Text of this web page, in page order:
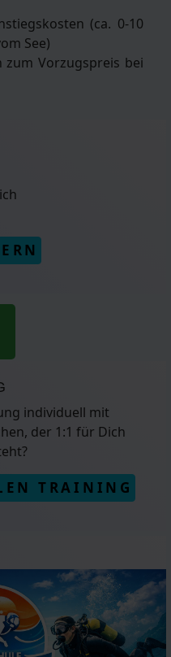
(ca. 0-10
See)
zum Vorzugspreis bei
individuell mit
der 1:1 für Dich
TRAINING